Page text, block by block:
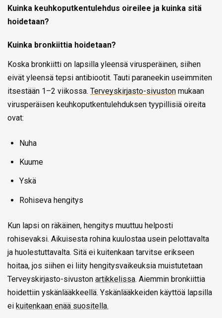
Kuinka keuhkoputkentulehdus oireilee ja kuinka sitä
hoidetaan?
Kuinka bronkiittia hoidetaan?
Koska bronkiitti on lapsilla yleensä virusperäinen, siihen
eivät yleensä tepsi antibiootit. Tauti paraneekin useimmiten
itsestään 1–2 viikossa. Terveyskirjasto-sivuston mukaan
virusperäisen keuhkoputkentulehduksen tyypillisiä oireita
ovat:
Nuha
Kuume
Yskä
Rohiseva hengitys
Kun lapsi on räkäinen, hengitys muuttuu helposti
rohisevaksi. Aikuisesta rohina kuulostaa usein pelottavalta
ja huolestuttavalta. Sitä ei kuitenkaan tarvitse erikseen
hoitaa, jos siihen ei liity hengitysvaikeuksia muistutetaan
Terveyskirjasto-sivuston artikkelissa. Aiemmin bronkiittia
hoidettiin yskänlääkkeellä. Yskänlääkkeiden käyttöä lapsilla
ei kuitenkaan enää suositella.